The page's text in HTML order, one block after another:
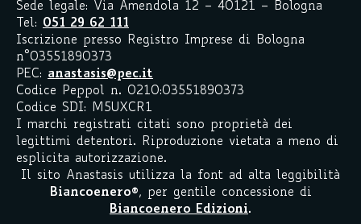
Sede legale: Via Amendola 12 – 40121 – Bologna
Tel: 051 29 62 111
Iscrizione presso Registro Imprese di Bologna
n°03551890373
PEC: anastasis@pec.it
Codice Peppol n. 0210:03551890373
Codice SDI: M5UXCR1
I marchi registrati citati sono proprietà dei
legittimi detentori. Riproduzione vietata a meno di
esplicita autorizzazione.
Il sito Anastasis utilizza la font ad alta leggibilità
Biancoenero®, per gentile concessione di
Biancoenero Edizioni.